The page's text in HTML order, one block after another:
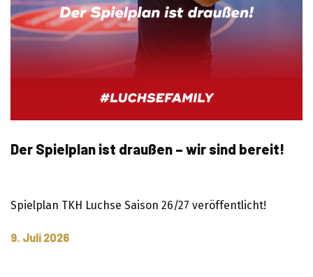
Der Spielplan ist draußen – wir sind bereit!
Spielplan TKH Luchse Saison 26/27 veröffentlicht!
9. Juli 2026